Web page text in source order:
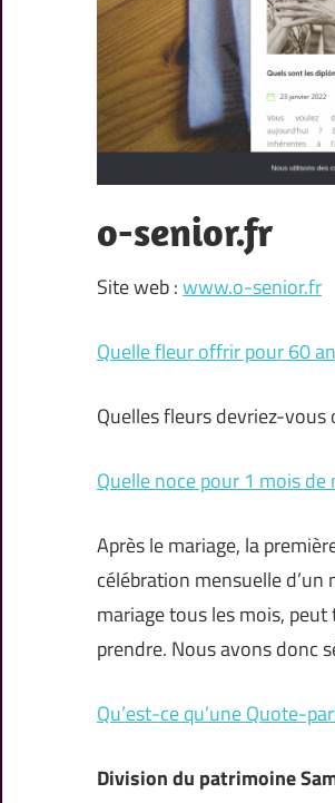
o-senior.fr
Site web :www.o-senior.fr
Quelle fleur offrir pour 60
Quelles fleurs devriez-
Quelle noce pour 1 mois de
Après le mariage, la
célébration mensuelle
mariage tous les mois,
prendre. Nous avons donc
Qu’est-ce qu’une Quote-
Division du patrimoine